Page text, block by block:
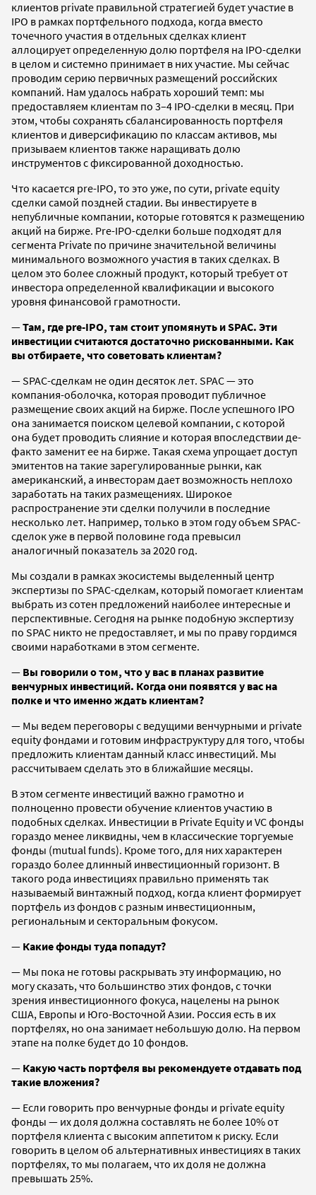
клиентов private правильной стратегией будет участие в
IPO в рамках портфельного подхода, когда вместо
точечного участия в отдельных сделках клиент
аллоцирует определенную долю портфеля на IPO-сделки
в целом и системно принимает в них участие. Мы сейчас
проводим серию первичных размещений российских
компаний. Нам удалось набрать хороший темп: мы
предоставляем клиентам по 3–4 IPO-сделки в месяц. При
этом, чтобы сохранять сбалансированность портфеля
клиентов и диверсификацию по классам активов, мы
призываем клиентов также наращивать долю
инструментов с фиксированной доходностью.
Что касается pre-IPO, то это уже, по сути, private equity
сделки самой поздней стадии. Вы инвестируете в
непубличные компании, которые готовятся к размещению
акций на бирже. Pre-IPO-сделки больше подходят для
сегмента Private по причине значительной величины
минимального возможного участия в таких сделках. В
целом это более сложный продукт, который требует от
инвестора определенной квалификации и высокого
уровня финансовой грамотности.
—Там, где pre-IPO, там стоит упомянуть и SPAC. Эти
инвестиции считаются достаточно рискованными. Как
вы отбираете, что советовать клиентам?
— SPAC-сделкам не один десяток лет. SPAC — это
компания-оболочка, которая проводит публичное
размещение своих акций на бирже. После успешного IPO
она занимается поиском целевой компании, с которой
она будет проводить слияние и которая впоследствии де-
факто заменит ее на бирже. Такая схема упрощает доступ
эмитентов на такие зарегулированные рынки, как
американский, а инвесторам дает возможность неплохо
заработать на таких размещениях. Широкое
распространение эти сделки получили в последние
несколько лет. Например, только в этом году объем SPAC-
сделок уже в первой половине года превысил
аналогичный показатель за 2020 год.
Мы создали в рамках экосистемы выделенный центр
экспертизы по SPAC-сделкам, который помогает клиентам
выбрать из сотен предложений наиболее интересные и
перспективные. Сегодня на рынке подобную экспертизу
по SPAC никто не предоставляет, и мы по праву гордимся
своими наработками в этом сегменте.
— Вы говорили о том, что у вас в планах развитие
венчурных инвестиций. Когда они появятся у вас на
полке и что именно ждать клиентам?
— Мы ведем переговоры с ведущими венчурными и private
equity фондами и готовим инфраструктуру для того, чтобы
предложить клиентам данный класс инвестиций. Мы
рассчитываем сделать это в ближайшие месяцы.
В этом сегменте инвестиций важно грамотно и
полноценно провести обучение клиентов участию в
подобных сделках. Инвестиции в Private Equity и VC фонды
гораздо менее ликвидны, чем в классические торгуемые
фонды (mutual funds). Кроме того, для них характерен
гораздо более длинный инвестиционный горизонт. В
такого рода инвестициях правильно применять так
называемый винтажный подход, когда клиент формирует
портфель из фондов с разным инвестиционным,
региональным и секторальным фокусом.
— Какие фонды туда попадут?
— Мы пока не готовы раскрывать эту информацию, но
могу сказать, что большинство этих фондов, с точки
зрения инвестиционного фокуса, нацелены на рынок
США, Европы и Юго-Восточной Азии. Россия есть в их
портфелях, но она занимает небольшую долю. На первом
этапе на полке будет до 10 фондов.
— Какую часть портфеля вы рекомендуете отдавать под
такие вложения?
— Если говорить про венчурные фонды и private equity
фонды — их доля должна составлять не более 10% от
портфеля клиента с высоким аппетитом к риску. Если
говорить в целом об альтернативных инвестициях в таких
портфелях, то мы полагаем, что их доля не должна
превышать 25%.